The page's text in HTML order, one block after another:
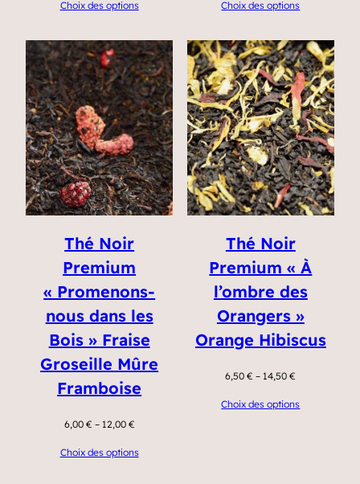
Choix des options Choix des options
Thé Noir
Premium
« Promenons-
nous dans les
Bois » Fraise
Groseille Mûre
Framboise
6,00 € – 12,00 €
Choix des options
Thé Noir
Premium « À
l’ombre des
Orangers »
Orange Hibiscus
6,50€ – 14,50€
Choix des options